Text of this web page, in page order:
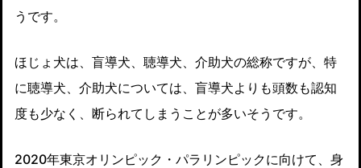
うです。
ほじょ犬は、盲導犬、聴導犬、介助犬の総称ですが、特
に聴導犬、介助犬については、盲導犬よりも頭数も認知
度も少なく、断られてしまうことが多いそうです。
2020年東京オリンピック・パラリンピックに向けて、身